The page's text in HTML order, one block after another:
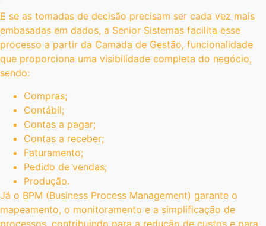
E se as tomadas de decisão precisam ser cada vez mais
embasadas em dados, a Senior Sistemas facilita esse
processo a partir da Camada de Gestão, funcionalidade
que proporciona uma visibilidade completa do negócio,
sendo:
Compras;
Contábil;
Contas a pagar;
Contas a receber;
Faturamento;
Pedido de vendas;
Produção.
Já o BPM (Business Process Management) garante o
mapeamento, o monitoramento e a simplificação de
processos, contribuindo para a redução de custos e para